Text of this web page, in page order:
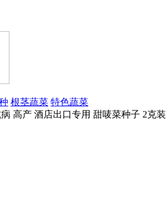
根茎蔬菜 特色蔬菜
高产 酒店出口专用 甜唛菜种子 2克装